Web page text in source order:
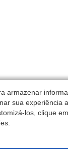
armazenar
sua experiência
los, clique